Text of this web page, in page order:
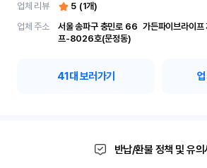
업체 리뷰
5 (1개)
업체 주소
서울 송파구 충민로 66	가든파이브라이프 제 8층 에
프-8026호(문정동)
41대 보러가기
반납/환불 정책 및 유의